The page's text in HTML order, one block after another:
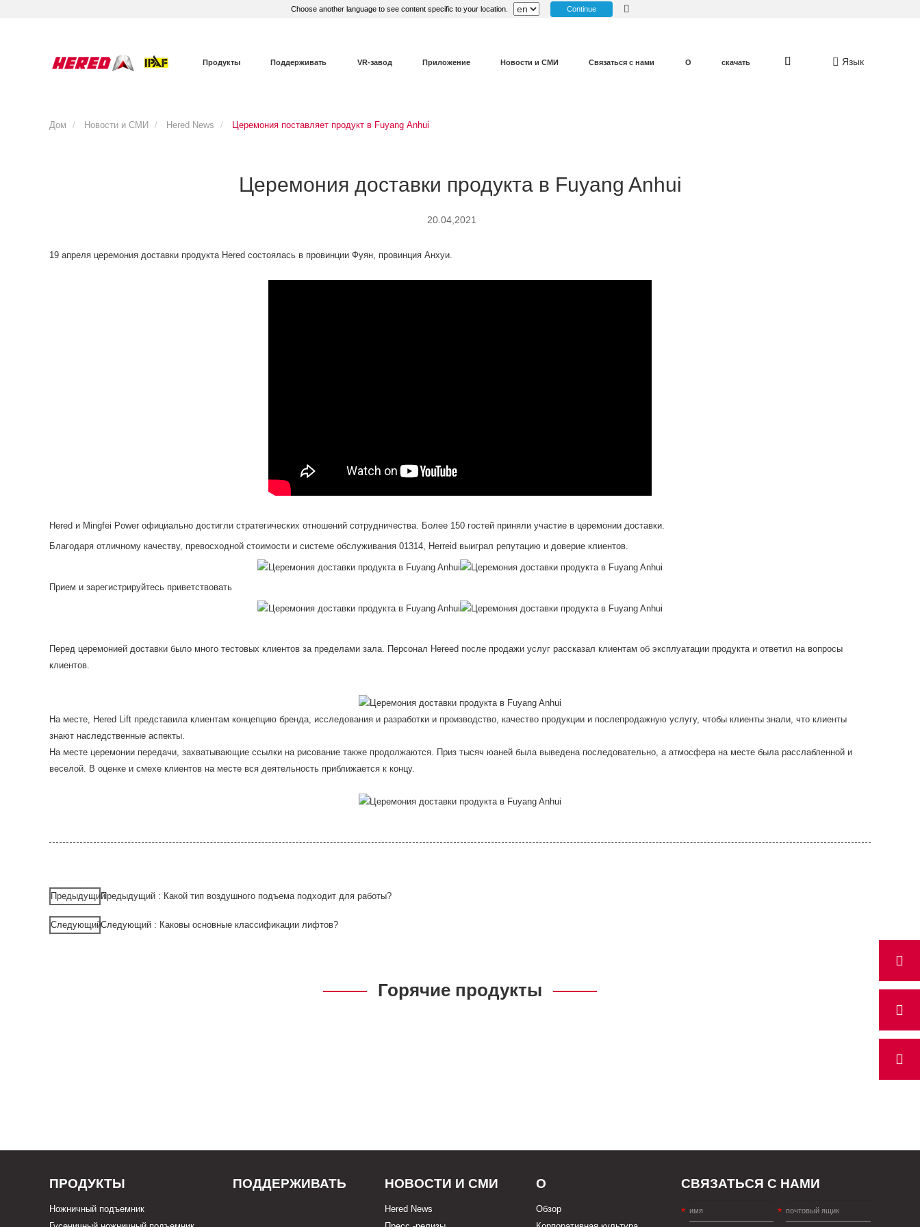
Choose another language to see content specific to your location. Continue
Продукты Поддерживать VR-завод Приложение Новости и СМИ Связаться с нами О скачать Язык
Дом Новости и СМИ Hered News Церемония поставляет продукт в Fuyang Anhui
Церемония доставки продукта в Fuyang Anhui
20.04,2021
19 апреля церемония доставки продукта Hered состоялась в провинции Фуян, провинция Анхуи.
Hered и Mingfei Power официально достигли стратегических отношений сотрудничества. Более 150 гостей приняли участие в церемонии доставки.
Благодаря отличному качеству, превосходной стоимости и системе обслуживания 01314, Herreid выиграл репутацию и доверие клиентов.
Прием и зарегистрируйтесь приветствовать
Перед церемонией доставки было много тестовых клиентов за пределами зала. Персонал Hereed после продажи услуг рассказал клиентам об эксплуатации продукта и ответил на вопросы
клиентов.
На месте, Hered Lift представила клиентам концепцию бренда, исследования и разработки и производство, качество продукции и послепродажную услугу, чтобы клиенты знали, что клиенты
знают наследственные аспекты.
На месте церемонии передачи, захватывающие ссылки на рисование также продолжаются. Приз тысяч юаней была выведена последовательно, а атмосфера на месте была расслабленной и
веселой. В оценке и смехе клиентов на месте вся деятельность приближается к концу.
ПредыдущийПредыдущий : Какой тип воздушного подъема подходит для работы?
СледующийСледующий : Каковы основные классификации лифтов?
Горячие продукты
ПРОДУКТЫ
Ножничный подъемник
ПОДДЕРЖИВАТЬ НОВОСТИ И СМИ
Hered News
О
Обзор
СВЯЗАТЬСЯ С НАМИ